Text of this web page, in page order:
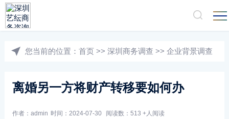
您当前的位置： 首页 >> 深圳商务调查 >> 企业背景调查
离婚另一方将财产转移要如何办
作者：admin 时间：2024-07-30 阅读数：513 +人阅读